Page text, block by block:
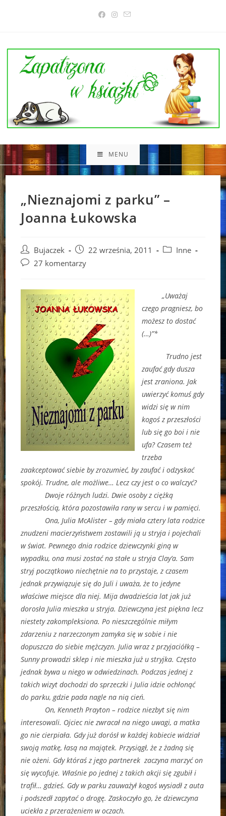
MENU
„Nieznajomi z parku” –
Joanna Łukowska
Post
author:
Bujaczek
Post
published:
22 września, 2011
PostInne
Post27 komentarzy
„Uważaj
czego pragniesz, bo
możesz to dostać
(…)”*
Trudno jest
zaufać gdy dusza
jest zraniona. Jak
uwierzyć komuś gdy
widzi się w nim
kogoś z przeszłości
lub się go boi i nie
ufa? Czasem też
trzeba
zaakceptować siebie by zrozumieć, by zaufać i odzyskać
spokój. Trudne, ale możliwe… Lecz czy jest o co walczyć?
Dwoje różnych ludzi. Dwie osoby z ciężką
przeszłością, która pozostawiła rany w sercu i w pamięci.
Ona, Julia McAlister – gdy miała cztery lata rodzice
znudzeni macierzyństwem zostawili ją u stryja i pojechali
w świat. Pewnego dnia rodzice dziewczynki giną w
wypadku, ona musi zostać na stałe u stryja Clay’a. Sam
stryj początkowo niechętnie na to przystaje, z czasem
jednak przywiązuje się do Juli i uważa, że to jedyne
właściwe miejsce dla niej. Mija dwadzieścia lat jak już
dorosła Julia mieszka u stryja. Dziewczyna jest piękna lecz
niestety zakompleksiona. Po nieszczególnie miłym
zdarzeniu z narzeczonym zamyka się w sobie i nie
dopuszcza do siebie mężczyzn. Julia wraz z przyjaciółką –
Sunny prowadzi sklep i nie mieszka już u stryjka. Często
jednak bywa u niego w odwiedzinach. Podczas jednej z
takich wizyt dochodzi do sprzeczki i Julia idzie ochłonąć
do parku, gdzie pada nagle na nią cień.
On, Kenneth Prayton – rodzice niezbyt się nim
interesowali. Ojciec nie zwracał na niego uwagi, a matka
go nie cierpiała. Gdy już dorósł w każdej kobiecie widział
swoją matkę, łasą na majątek. Przysiągł, że z żadną się
nie ożeni. Gdy któraś z jego partnerek zaczyna marzyć on
się wycofuje. Właśnie po jednej z takich akcji się zgubił i
trafił… gdzieś. Gdy w parku zauważył kogoś wysiadł z auta
i podszedł zapytać o drogę. Zaskoczyło go, że dziewczyna
uciekła z przerażeniem w oczach.